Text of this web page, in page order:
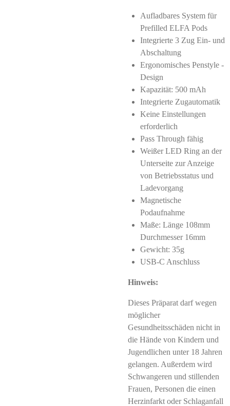
Aufladbares System für
Prefilled ELFA Pods
Integrierte 3 Zug Ein- und
Abschaltung
Ergonomisches Penstyle -
Design
Kapazität: 500 mAh
Integrierte Zugautomatik
Keine Einstellungen
erforderlich
Pass Through fähig
Weißer LED Ring an der
Unterseite zur Anzeige
von Betriebsstatus und
Ladevorgang
Magnetische
Podaufnahme
Maße: Länge 108mm
Durchmesser 16mm
Gewicht: 35g
USB-C Anschluss
Hinweis:
Dieses Präparat darf wegen
möglicher
Gesundheitsschäden nicht in
die Hände von Kindern und
Jugendlichen unter 18 Jahren
gelangen. Außerdem wird
Schwangeren und stillenden
Frauen, Personen die einen
Herzinfarkt oder Schlaganfall